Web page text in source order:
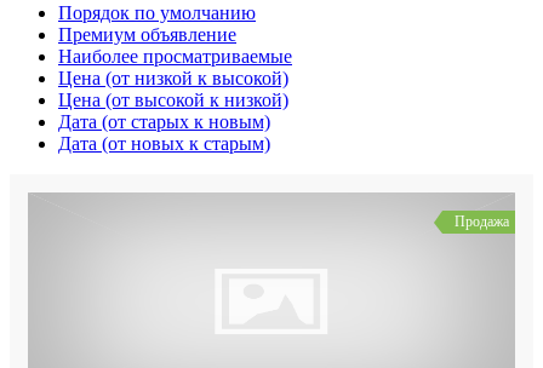
Порядок по умолчанию
Премиум объявление
Наиболее просматриваемые
Цена (от низкой к высокой)
Цена (от высокой к низкой)
Дата (от старых к новым)
Дата (от новых к старым)
Продажа